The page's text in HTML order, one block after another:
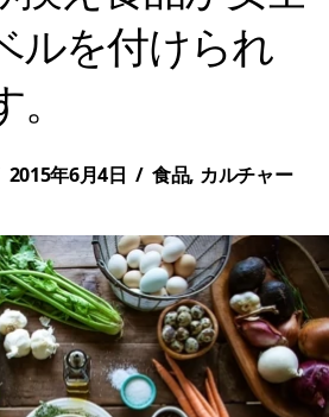
ルを付けられ
2015年6月4日 / 食品, カルチャー